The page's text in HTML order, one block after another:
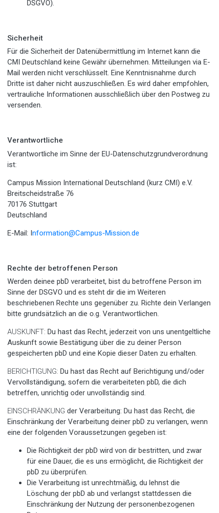
DSGVO).
Sicherheit
Für die Sicherheit der Datenübermittlung im Internet kann die
CMI Deutschland keine Gewähr übernehmen. Mitteilungen via E-
Mail werden nicht verschlüsselt. Eine Kenntnisnahme durch
Dritte ist daher nicht auszuschließen. Es wird daher empfohlen,
vertrauliche Informationen ausschließlich über den Postweg zu
versenden.
Verantwortliche
Verantwortliche im Sinne der EU-Datenschutzgrundverordnung
ist:
Campus Mission International Deutschland (kurz CMI) e.V.
Breitscheidstraße 76
70176 Stuttgart
Deutschland
E-Mail: Information@Campus-Mission.de
Rechte der betroffenen Person
Werden deinee pbD verarbeitet, bist du betroffene Person im
Sinne der DSGVO und es steht dir die im Weiteren
beschriebenen Rechte uns gegenüber zu. Richte dein Verlangen
bitte grundsätzlich an die o.g. Verantwortlichen.
AUSKUNFT: Du hast das Recht, jederzeit von uns unentgeltliche
Auskunft sowie Bestätigung über die zu deiner Person
gespeicherten pbD und eine Kopie dieser Daten zu erhalten.
BERICHTIGUNG: Du hast das Recht auf Berichtigung und/oder
Vervollständigung, sofern die verarbeiteten pbD, die dich
betreffen, unrichtig oder unvollständig sind.
EINSCHRÄNKUNG der Verarbeitung: Du hast das Recht, die
Einschränkung der Verarbeitung deiner pbD zu verlangen, wenn
eine der folgenden Voraussetzungen gegeben ist:
Die Richtigkeit der pbD wird von dir bestritten, und zwar
für eine Dauer, die es uns ermöglicht, die Richtigkeit der
pbD zu überprüfen.
Die Verarbeitung ist unrechtmäßig, du lehnst die
Löschung der pbD ab und verlangst stattdessen die
Einschränkung der Nutzung der personenbezogenen